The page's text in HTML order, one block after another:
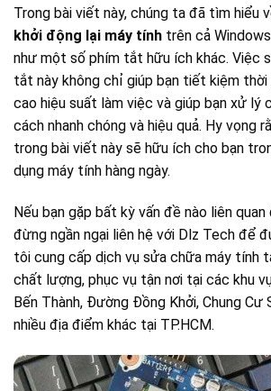
Trong bài viết này, chúng ta đã tìm hiểu
khởi động lại máy tính trên cả
như một số phím tắt hữu ích khác. Việc
tắt này không chỉ giúp bạn tiết kiệm thời
cao hiệu suất làm việc và giúp bạn xử lý
cách nhanh chóng và hiệu quả. Hy vọng
trong bài viết này sẽ hữu ích cho bạn
dụng máy tính hàng ngày.
Nếu bạn gặp bất kỳ vấn đề nào liên
đừng ngần ngại liên hệ với Dlz Tech để
tôi cung cấp dịch vụ sửa chữa máy tính
chất lượng, phục vụ tận nơi tại các khu
Bến Thành, Đường Đồng Khởi, Chung Cư
nhiều địa điểm khác tại TP.HCM.